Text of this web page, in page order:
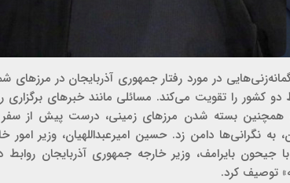
در مورد رفتار جمهوري آذربايجان در مرزهاي
كشور را تقويت مي‌كند. مسائلي مانند خبرهاي برگزاري
همچنين بسته شدن مرزهاي زميني، درست پيش از سفر
به نگراني‌ها دامن زد. حسين اميرعبداللهيان، وزير
بايرامف، وزير خارجه جمهوري آذربايجان روابط
توصيف كرد.